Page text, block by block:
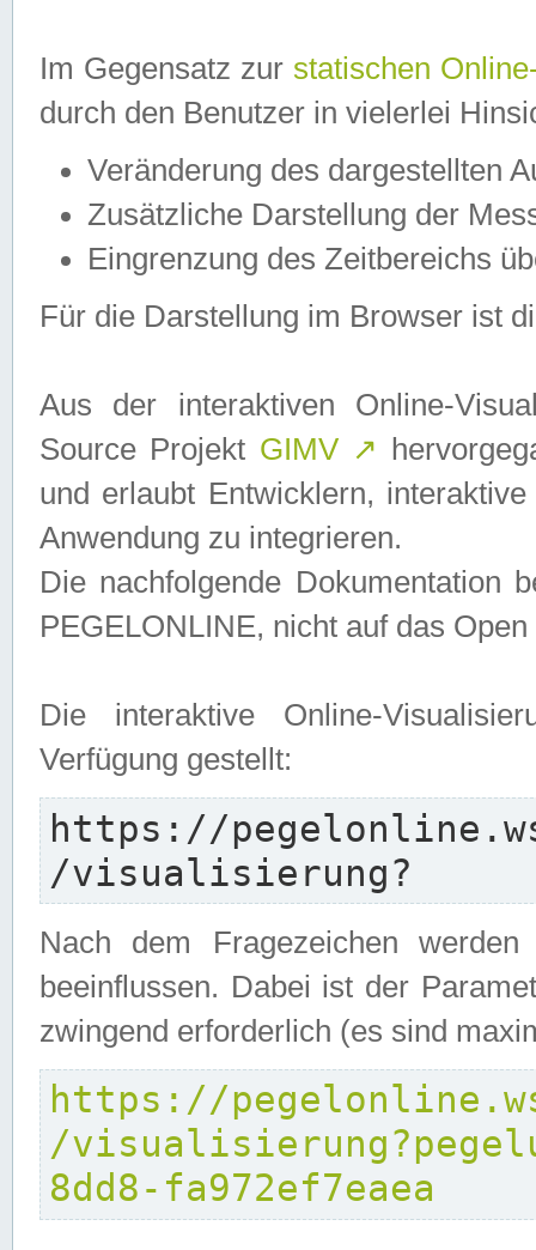
Im Gegensatz zur statischen
durch den Benutzer in vielerlei
Veränderung des dargestellten
Zusätzliche Darstellung der
Eingrenzung des Zeitbereichs
Für die Darstellung im Browser ist
Aus der interaktiven Online-
Source Projekt GIMV ↗
und erlaubt Entwicklern,
Anwendung zu integrieren.
Die nachfolgende Dokumentation
PEGELONLINE, nicht auf das
Die interaktive Online-
Verfügung gestellt:
https://
/visualisierung?
Nach dem Fragezeichen
beeinflussen. Dabei ist der
zwingend erforderlich (es sind
https://
/
8dd8-fa972ef7eaea